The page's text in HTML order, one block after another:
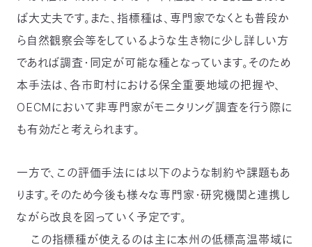
ば大丈夫です。また、指標種は、専門家でなくとも普段か
ら自然観察会等をしているような生き物に少し詳しい方
であれば調査・同定が可能な種となっています。そのため
本手法は、各市町村における保全重要地域の把握や、
OECMにおいて非専門家がモニタリング調査を行う際に
も有効だと考えられます。
一方で、この評価手法には以下のような制約や課題もあ
ります。そのため今後も様々な専門家・研究機関と連携し
ながら改良を図っていく予定です。
この指標種が使えるのは主に本州の低標高温帯域に